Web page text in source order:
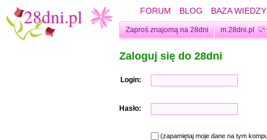
FORUM BLOG BAZA WIEDZY
Zaproś znajomą na 28dni m.28dni.pl
Zaloguj się do 28dni
Login:
Hasło:
(zapamiętaj moje dane na tym